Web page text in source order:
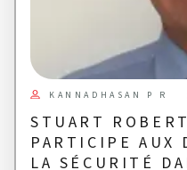
STUART
PARTICIPE AUX
LA SÉCURITÉ
KANNADHASAN P R